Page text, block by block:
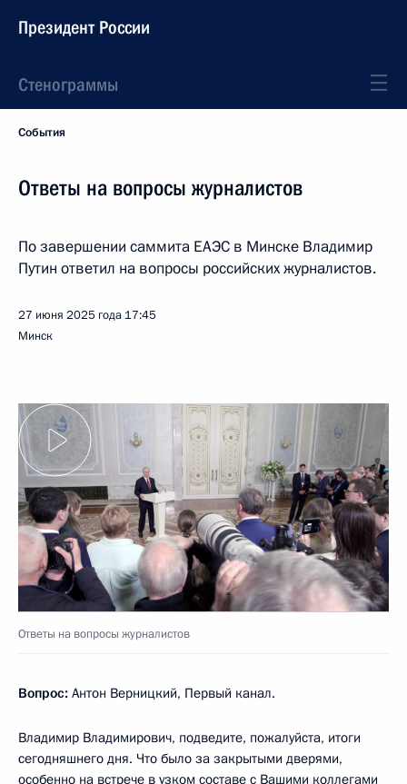
Президент России
Стенограммы
События
Ответы на вопросы журналистов
По завершении саммита ЕАЭС в Минске Владимир
Путин ответил на вопросы российских журналистов.
27 июня 2025 года 17:45
Минск
Ответы на вопросы журналистов
Вопрос: Антон Верницкий, Первый канал.
Владимир Владимирович, подведите, пожалуйста, итоги
сегодняшнего дня. Что было за закрытыми дверями,
особенно на встрече в узком составе с Вашими коллегами